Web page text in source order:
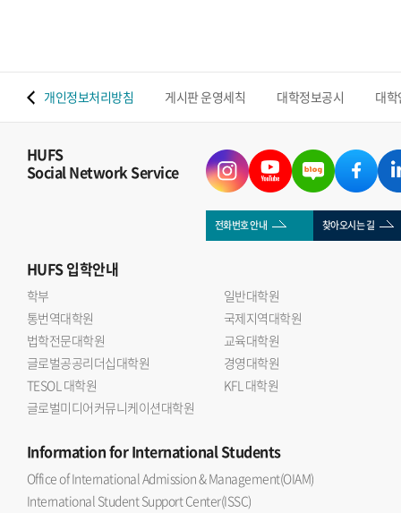
개인정보처리방침 게시판 운영세칙 대학정보공시 대
HUFS
Social Network Service
전화번호 안내 찾아오시는 길
HUFS입학안내
학부
일반대학원
통번역대학원
국제지역대학원
법학전문대학원
교육대학원
글로벌공공리더십대학원
경영대학원
TESOL 대학원
KFL 대학원
글로벌미디어커뮤니케이션대학원
Informationfor International Students
Office of International Admission & Management(OIAM)
International Student Support Center(ISSC)